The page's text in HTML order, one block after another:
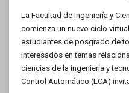
La Facultad de Ingeniería y
comienza un nuevo ciclo
estudiantes de posgrado de
interesados en temas
ciencias de la ingeniería y
Control Automático (LCA)